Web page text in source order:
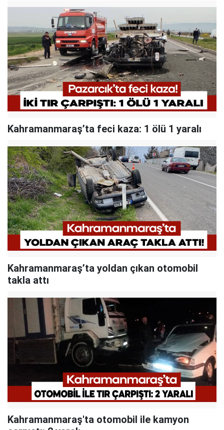
Kahramanmaraş’ta feci kaza: 1 ölü 1 yaralı
Kahramanmaraş’ta yoldan çıkan otomobil
takla attı
Kahramanmaraş'ta otomobil ile kamyon